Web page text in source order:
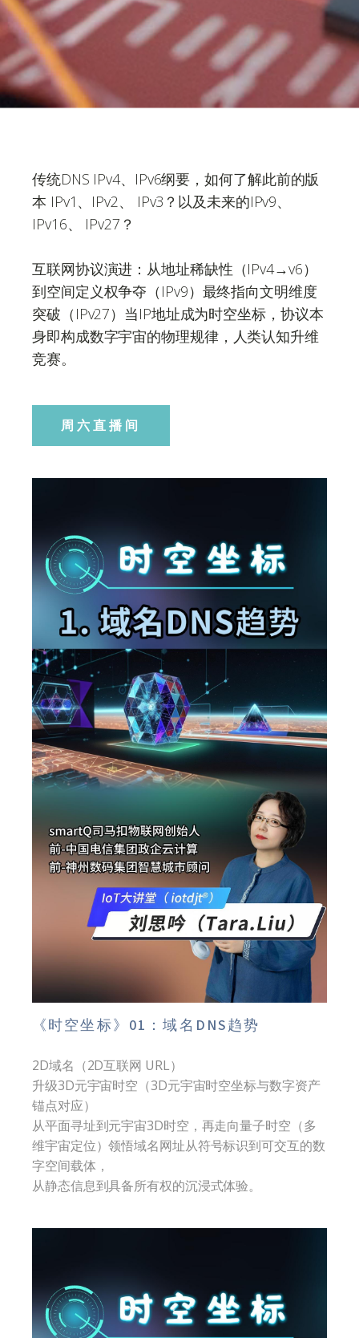
传统DNS IPv4、IPv6纲要，如何了解此前的版
本 IPv1、IPv2、 IPv3？以及未来的IPv9、
IPv16、 IPv27？
互联网协议演进：从地址稀缺性（IPv4→v6）
到空间定义权争夺（IPv9）最终指向文明维度
突破（IPv27）当IP地址成为时空坐标，协议本
身即构成数字宇宙的物理规律，人类认知升维
竞赛。
周六直播间
《时空坐标》01：域名DNS趋势
2D域名（2D互联网 URL）
升级3D元宇宙时空（3D元宇宙时空坐标与数字资产
锚点对应）
从平面寻址到元宇宙3D时空，再走向量子时空（多
维宇宙定位）领悟域名网址从符号标识到可交互的数
字空间载体，
从静态信息到具备所有权的沉浸式体验。